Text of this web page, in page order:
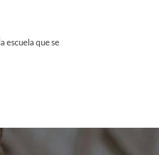
escuela que se